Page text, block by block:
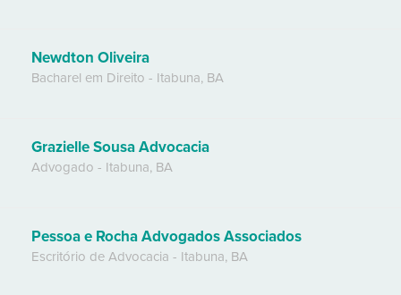
Newdton Oliveira
Bacharel em Direito - Itabuna, BA
Grazielle Sousa Advocacia
Advogado - Itabuna, BA
Pessoa e Rocha Advogados Associados
Escritório de Advocacia - Itabuna, BA